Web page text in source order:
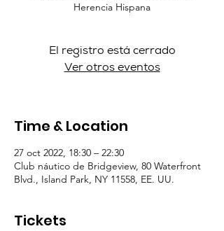
Herencia Hispana
El registro está cerrado
Ver otros eventos
Time & Location
27 oct 2022, 18:30 – 22:30
Club náutico de Bridgeview, 80 Waterfront
Blvd., Island Park, NY 11558, EE. UU.
Tickets